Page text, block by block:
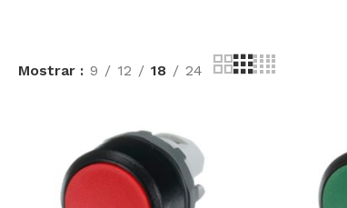
Mostrar 9 12 18 24